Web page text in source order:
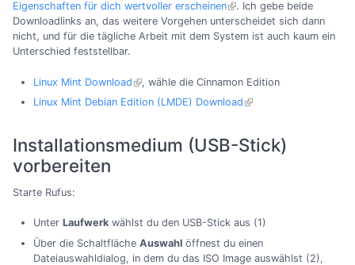
Eigenschaften für dich wertvoller erscheinen
. Ich gebe beide
Downloadlinks an, das weitere Vorgehen unterscheidet sich dann
nicht, und für die tägliche Arbeit mit dem System ist auch kaum ein
Unterschied feststellbar.
Linux Mint Download
, wähle die Cinnamon Edition
Linux Mint Debian Edition (LMDE) Download
Installationsmedium (USB-Stick)
vorbereiten
Starte Rufus:
Unter Laufwerkwählst du den USB-Stick aus (1)
Über die Schaltfläche Auswahlöffnest du einen
Dateiauswahldialog, in dem du das ISO Image auswählst (2),